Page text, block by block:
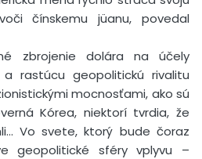
čínskemu jüanu, povedal
zbrojenie dolára na účely
rastúcu geopolitickú rivalitu
mocnosťami, ako sú
Kórea, niektorí tvrdia, že
Vo svete, ktorý bude čoraz
geopolitické sféry vplyvu –